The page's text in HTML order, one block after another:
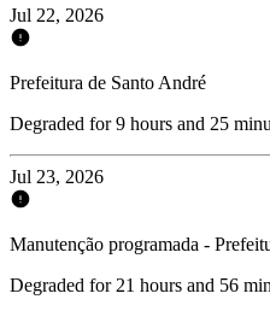
Jul 22, 2026
Prefeitura de Santo André
Degraded for 9 hours and 25
Jul 23, 2026
Manutenção programada -
Degraded for 21 hours and 56